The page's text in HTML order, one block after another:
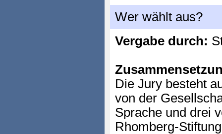
Wer wählt aus?
Vergabe durch:
Die Jury besteht
von der
Sprache und drei
Rhomberg-